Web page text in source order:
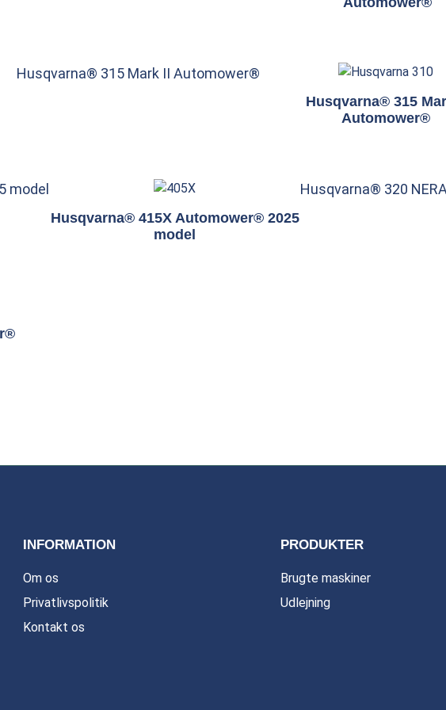
Husqvarna® 315 Mark II Automower®
Husqvarna® 315
Automower®
model
Husqvarna® 415X Automower® 2025
model
Husqvarna® 320
INFORMATION
Om os
Privatlivspolitik
Kontakt os
PRODUKTER
Brugte maskiner
Udlejning